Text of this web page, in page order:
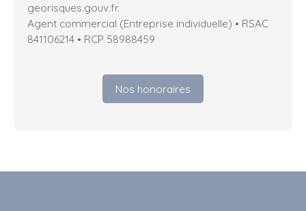
georisques.gouv.fr.
Agent commercial (Entreprise individuelle) • RSAC
841106214 • RCP 58988459
Nos honoraires